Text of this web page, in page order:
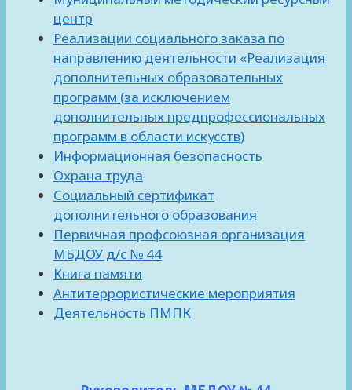
центр
Реализации социального заказа по
направлению деятельности «Реализация
дополнительных образовательных
программ (за исключением
дополнительных предпрофессиональных
программ в области искусств)
Информационная безопасность
Охрана труда
Социальный сертификат
дополнительного образования
Первичная профсоюзная организация
МБДОУ д/с № 44
Книга памяти
Антитеррористические мероприятия
Деятельность ПМПК